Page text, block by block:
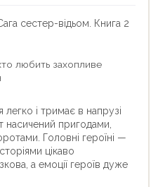
сестер-відьом. Книга 2
любить захопливе
легко і тримає в напрузі
насичений пригодами,
Головні героїні —
цікаво
а емоції героїв дуже